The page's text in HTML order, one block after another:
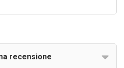
recensione